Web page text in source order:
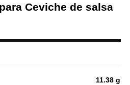
Ceviche de salsa
11.38 g